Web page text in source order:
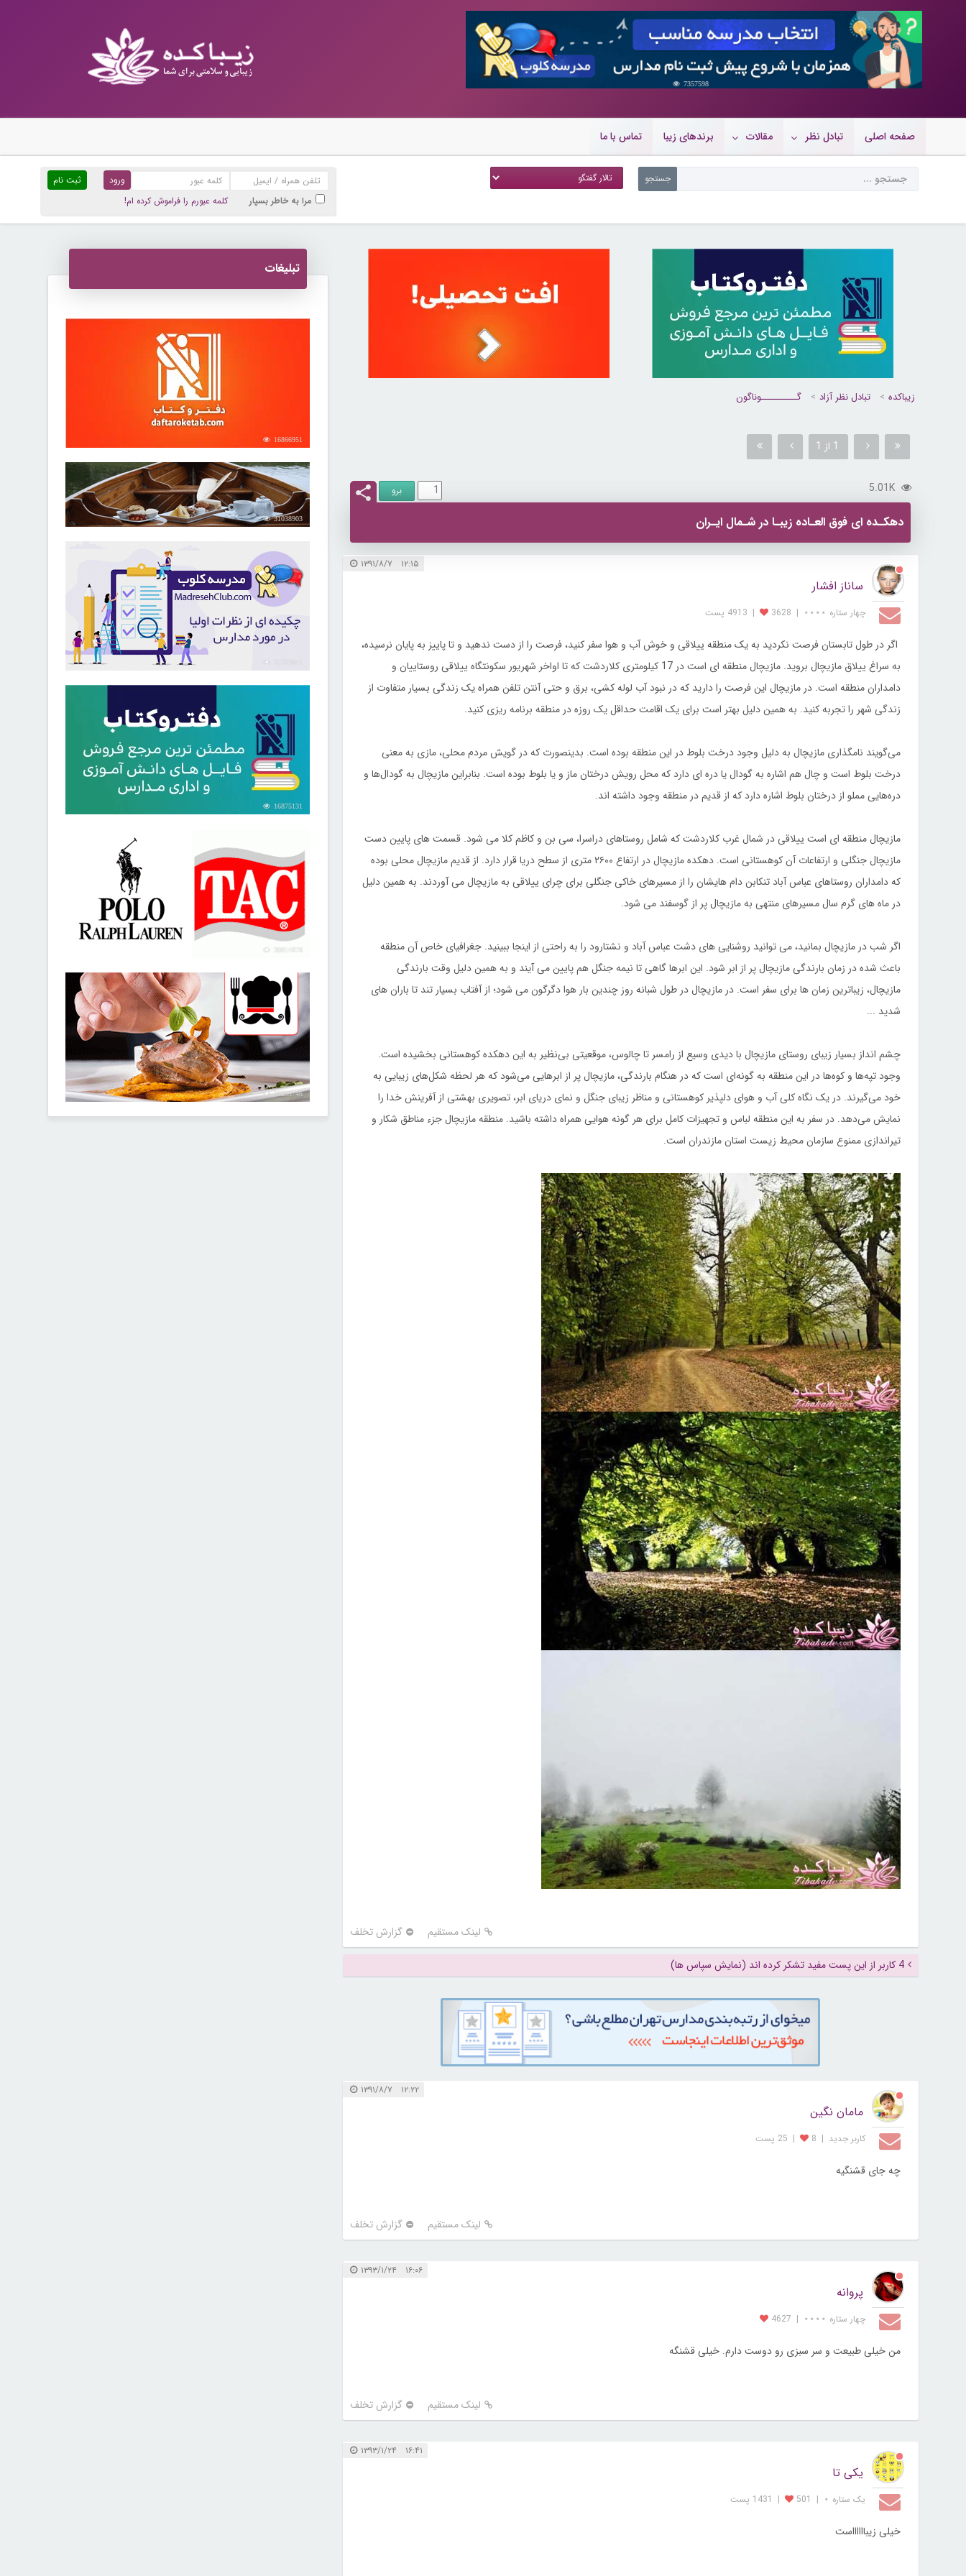
7357598
صفحه اصلی تبادل نظر مقالات برندهای زیبا تماس با ما
ثبت نام
مرا به خاطر بسپار
کلمه عبورم را فراموش کرده ام!
زیباکده تبادل نظر آزاد گــــــــــوناگون
1 از 1
5.01K
دهکـده ای فوق العـاده زیبـا در شـمال ایـران
۱۲:۱۵ ۱۳۹۱/۸/۷
ساناز افشار
چهار ستاره ⋆⋆⋆⋆ |
3628
| 4913 پست
اگر در طول تابستان فرصت نکردید به یک منطقه ییلاقی و خوش آب و هوا سفر کنید، فرصت را از دست ندهید و تا پاییز به پایان نرسیده،
به سراغ ییلاق مازیچال بروید. مازیچال منطقه ای است در 17 کیلومتری کلاردشت که تا اواخر شهریور سکونتگاه ییلاقی روستاییان و
دامداران منطقه است. در مازیچال این فرصت را دارید که در نبود آب لوله کشی، برق و حتی آنتن تلفن همراه یک زندگی بسیار متفاوت از
زندگی شهر را تجربه کنید. به همین دلیل بهتر است برای یک اقامت حداقل یک روزه در منطقه برنامه ریزی کنید.
می‌گویند نامگذاری مازیچال به دلیل وجود درخت بلوط در این منطقه بوده است. بدینصورت که در گویش مردم محلی، مازی به معنی
درخت بلوط است و چال هم اشاره به گودال یا دره ای دارد که محل رویش درختان ماز و یا بلوط بوده است. بنابراین مازیچال به گودال‌ها و
دره‌هایی مملو از درختان بلوط اشاره دارد که از قدیم در منطقه وجود داشته اند.
مازیچال منطقه ای است ییلاقی در شمال غرب کلاردشت که شامل روستاهای دراسرا، سی بن و کاظم کلا می شود. قسمت های پایین دست
مازیچال جنگلی و ارتفاعات آن کوهستانی است. دهکده مازیچال در ارتفاع ۲۶۰۰ متری از سطح دریا قرار دارد. از قدیم مازیچال محلی بوده
که دامداران روستاهای عباس آباد تنکابن دام هایشان را از مسیرهای خاکی جنگلی برای چرای ییلاقی به مازیچال می آوردند. به همین دلیل
در ماه های گرم سال مسیرهای منتهی به مازیچال پر از گوسفند می شود.
اگر شب در مازیچال بمانید، می توانید روشنایی های دشت عباس آباد و نشتارود را به راحتی از اینجا ببینید. جغرافیای خاص آن منطقه
باعث شده در زمان بارندگی مازیچال پر از ابر شود. این ابرها گاهی تا نیمه جنگل هم پایین می آیند و به همین دلیل وقت بارندگی
مازیچال، زیباترین زمان ها برای سفر است. در مازیچال در طول شبانه روز چندین بار هوا دگرگون می شود؛ از آفتاب بسیار تند تا باران های
شدید ...
چشم انداز بسیار زیبای روستای مازیچال با دیدی وسیع از رامسر تا چالوس، موقعیتی بی‌نظیر به این دهکده کوهستانی بخشیده است.
وجود تپه‌ها و کوه‌ها در این منطقه به گونه‌ای است که در هنگام بارندگی، مازیچال پر از ابرهایی می‌شود که هر لحظه شکل‌های زیبایی به
خود می‌گیرند. در یک نگاه کلی آب و هوای دلپذیر کوهستانی و مناظر زیبای جنگل و نمای دریای ابر، تصویری بهشتی از آفرینش خدا را
نمایش می‌دهد. در سفر به این منطقه لباس و تجهیزات کامل برای هر گونه هوایی همراه داشته باشید. منطقه مازیچال جزء مناطق شکار و
تیراندازی ممنوع سازمان محیط زیست استان مازندران است.
لینک مستقیم گزارش تخلف
4 کاربر از این پست مفید تشکر کرده اند (نمایش سپاس ها)
۱۲:۲۲ ۱۳۹۱/۸/۷
مامان نگین
کاربر جديد |
8
| 25 پست
چه جای قشنگیه
لینک مستقیم گزارش تخلف
۱۶:۰۶ ۱۳۹۳/۱/۲۴
پروانه
چهار ستاره ⋆⋆⋆⋆ |
4627
من خیلی طبیعت و سر سبزی رو دوست دارم. خیلی قشنگه
لینک مستقیم گزارش تخلف
۱۶:۴۱ ۱۳۹۳/۱/۲۴
یکی تا
یک ستاره ⋆ |
501
| 1431 پست
خیلی زیبااااااست
تبلیغات
16866951
31038903
16875131
30253746